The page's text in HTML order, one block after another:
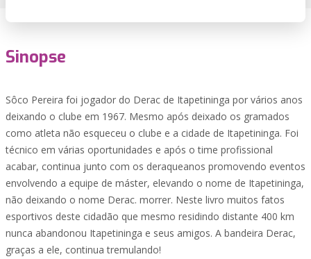
Sinopse
Sôco Pereira foi jogador do Derac de Itapetininga por vários anos
deixando o clube em 1967. Mesmo após deixado os gramados
como atleta não esqueceu o clube e a cidade de Itapetininga. Foi
técnico em várias oportunidades e após o time profissional
acabar, continua junto com os deraqueanos promovendo eventos
envolvendo a equipe de máster, elevando o nome de Itapetininga,
não deixando o nome Derac. morrer. Neste livro muitos fatos
esportivos deste cidadão que mesmo residindo distante 400 km
nunca abandonou Itapetininga e seus amigos. A bandeira Derac,
graças a ele, continua tremulando!